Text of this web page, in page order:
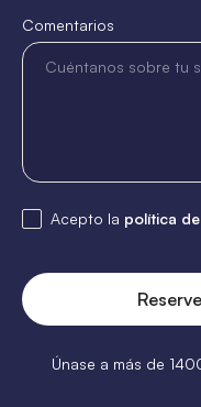
Comentarios
Acepto la política
Únase a más de